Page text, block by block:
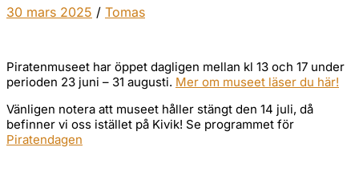
30 mars 2025 / Tomas
Piratenmuseet har öppet dagligen mellan kl 13 och 17 under
perioden 23 juni – 31 augusti. Mer om museet läser du här!
Vänligen notera att museet håller stängt den 14 juli, då
befinner vi oss istället på Kivik! Se programmet för
Piratendagen